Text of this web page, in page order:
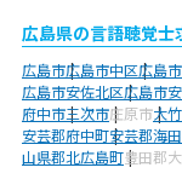
広島県の言語聴覚士
広島市広島市中区広島
広島市安佐北区広島市
府中市三次市庄原市大
安芸郡府中町安芸郡海
山県郡北広島町豊田郡